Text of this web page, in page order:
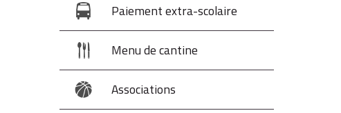
Paiement extra-scolaire
Menu de cantine
Associations